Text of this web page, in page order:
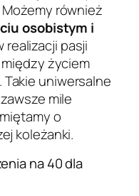
również
osobistym i
realizacji pasji
życiem
uniwersalne
mile
o
koleżanki.
na 40 dla